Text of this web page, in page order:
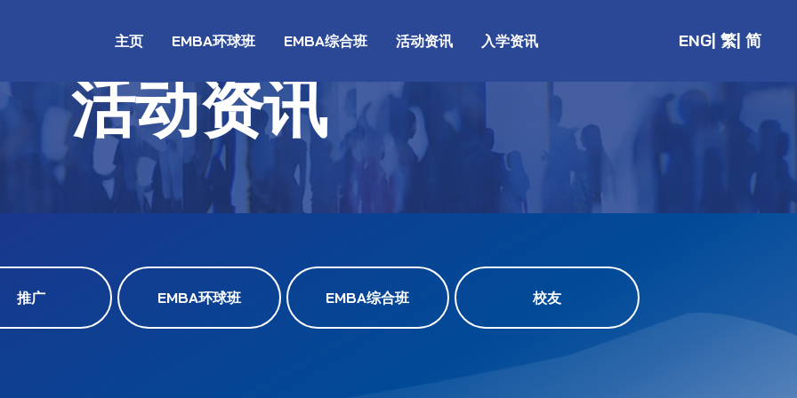
主页 EMBA环球班 EMBA综合班 活动资讯 入学资讯 ENG | 繁 | 简
活动资讯
推广 EMBA环球班 EMBA综合班 校友